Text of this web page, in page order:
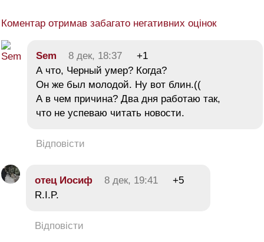
Коментар отримав забагато негативних оцінок
Sem 8 дек, 18:37
+1
А что, Черный умер? Когда?
Он же был молодой. Ну вот блин.((
А в чем причина? Два дня работаю так,
что не успеваю читать новости.
Відповісти
отец Иосиф 8 дек, 19:41
+5
R.I.P.
Відповісти